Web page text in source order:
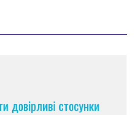
довірливі стосунки